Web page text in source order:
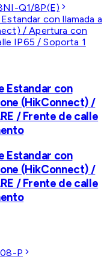
Q1/8P(E)
Estandar con
(HikConnect) /
/ Frente de calle
Estandar con
(HikConnect) /
/ Frente de calle
P